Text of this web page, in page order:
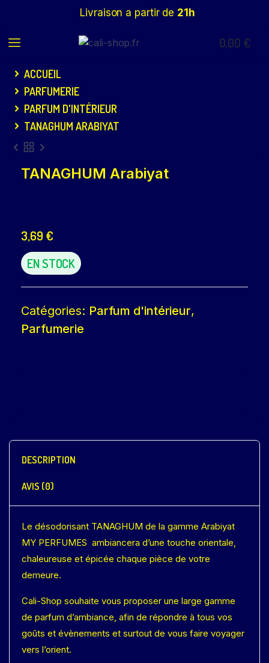
Livraison a partir de 21h
0,00 €
ACCUEIL
PARFUMERIE
PARFUM D'INTÉRIEUR
TANAGHUM ARABIYAT
TANAGHUM Arabiyat
3,69 €
EN STOCK
Catégories: Parfum d'intérieur,
Parfumerie
DESCRIPTION
AVIS (0)
Le désodorisant TANAGHUM de la gamme Arabiyat
MY PERFUMES ambiancera d’une touche orientale,
chaleureuse et épicée chaque pièce de votre
demeure.
Cali-Shop souhaite vous proposer une large gamme
de parfum d’ambiance, afin de répondre à tous vos
goûts et évènements et surtout de vous faire voyager
vers l’orient.